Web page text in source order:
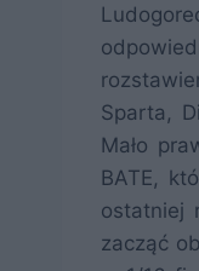
Sparta,
Mało
BATE,
ostatniej
zacząć